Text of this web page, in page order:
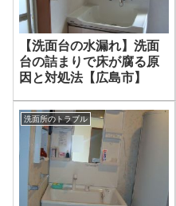
【洗面台の水漏れ】洗面
台の詰まりで床が腐る原
因と対処法【広島市】
洗面所のトラブル